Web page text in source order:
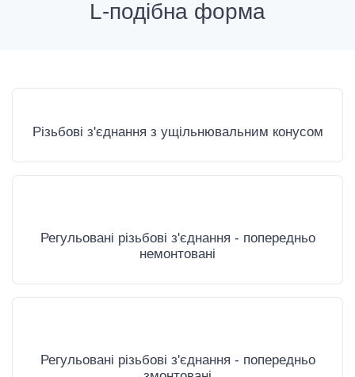
L-подібна форма
Різьбові з'єднання з ущільнювальним конусом
Регульовані різьбові з'єднання - попередньо
немонтовані
Регульовані різьбові з'єднання - попередньо